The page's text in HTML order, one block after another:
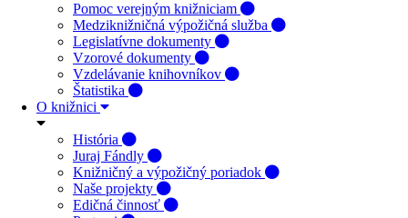
Pomoc verejným knižniciam
Medziknižničná výpožičná služba
Legislatívne dokumenty
Vzorové dokumenty
Vzdelávanie knihovníkov
Štatistika
O knižnici
História
Juraj Fándly
Knižničný a výpožičný poriadok
Naše projekty
Edičná činnosť